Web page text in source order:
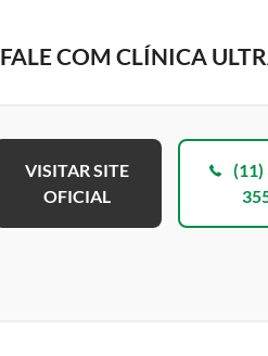
FALE COM CLÍNICA
VISITAR SITE
OFICIAL
(11)